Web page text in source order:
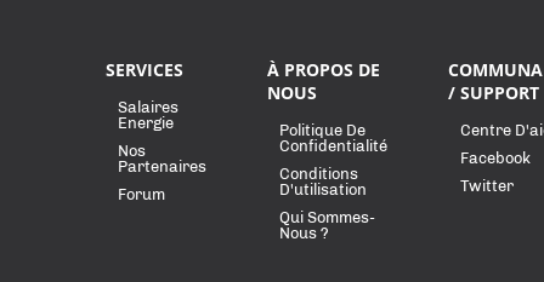
SERVICES
Salaires
Energie
Nos
Partenaires
Forum
À PROPOS DE
NOUS
Politique De
Confidentialité
Conditions
D'utilisation
Qui Sommes-
Nous ?
/ SUPPORT
Centre
Facebook
Twitter